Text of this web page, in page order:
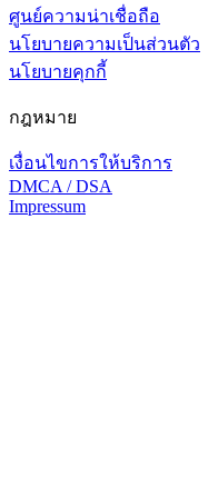
ศูนย์ความน่าเชื่อถือ
นโยบายความเป็นส่วนตัว
นโยบายคุกกี้
กฎหมาย
เงื่อนไขการให้บริการ
DMCA / DSA
Impressum